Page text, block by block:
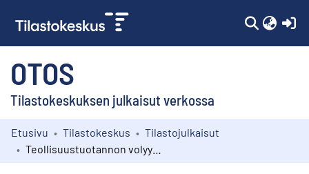
OTOS
Tilastokeskuksen julkaisut verkossa
Kokoelmat
Etusivu Tilastokeskus
Tilastojulkaisut